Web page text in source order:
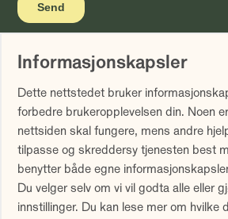
Vi gjør oppmerksom på at historisk
garanti for fremtidig avkastning.
blant annet avhenge av
dyktighet, fondets risiko samt kostnader
Avkastningen kan bli negativ som følge
Avkastningen er fratrukket årlig
Avkastning utover 12 måneder er
Informasjonskapsler
Dette nettstedet bruker
forbedre brukeropplevelsen din. Noen
nettsiden skal fungere, mens andre
tilpasse og skreddersy tjenesten best
benytter både egne
Du velger selv om vi vil godta alle eller
innstillinger. Du kan lese mer om hvilke